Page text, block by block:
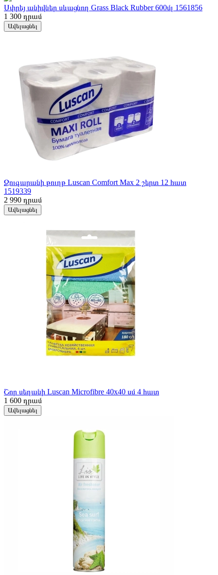
Սփրեյ անիվներ սևացնող Grass Black Rubber 600մլ 1561856
1 300 դրամ
Ավելացնել
Զուգարանի թուղթ Luscan Comfort Max 2 շերտ 12 հատ
1519339
2 990 դրամ
Ավելացնել
Շոր սեղանի Luscan Microfibre 40x40 սմ 4 հատ
1 600 դրամ
Ավելացնել